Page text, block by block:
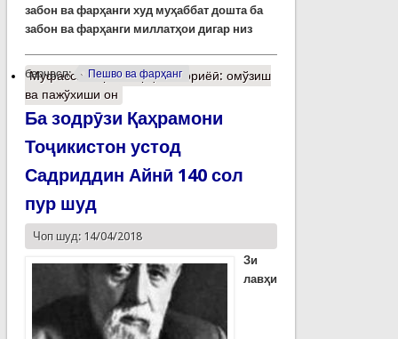
забон ва фарҳанги худ муҳаббат дошта ба
забон ва фарҳанги миллатҳои дигар низ
барчасп: Пешво ва фарҳанг
Муфассалтаро Фарҳанги ориёӣ: омўзиш
ва пажўхиши он
Ба зодрӯзи Қаҳрамони
Тоҷикистон устод
Садриддин Айнӣ 140 сол
пур шуд
Чоп шуд: 14/04/2018
Зи
лавҳи